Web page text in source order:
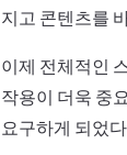
지고 콘텐츠를
이제 전체적인
작용이 더욱 중
요구하게 되었